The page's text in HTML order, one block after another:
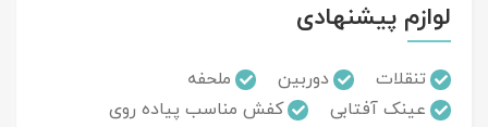
لوازم پیشنهادی
تنقلات دوربین
ملحفه
عینک آفتابی
کفش مناسب پیاده روی